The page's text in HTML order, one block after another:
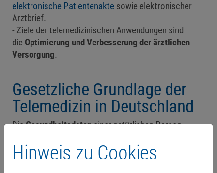
elektronische Patientenakte sowie elektronischer
Arztbrief.
Ziele der telemedizinischen Anwendungen sind
die Optimierung und Verbesserung der ärztlichen
Versorgung.
Gesetzliche Grundlage der
Telemedizin in Deutschland
DieGesundheitsdateneiner natürlichen Person
personenbezogener Datenund sind als solche
durch den Datenschutz besonders geschützt, nicht
Hinweis zu Cookies